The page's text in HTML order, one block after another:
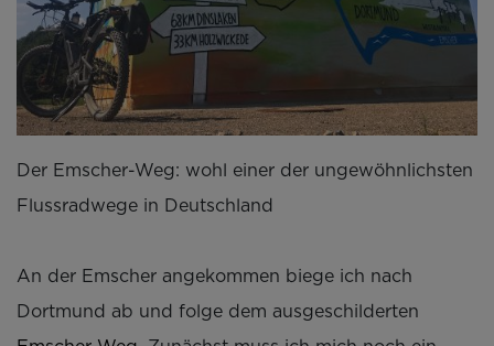
Der Emscher-Weg: wohl einer der ungewöhnlichsten
Flussradwege in Deutschland
An der Emscher angekommen biege ich nach
Dortmund ab und folge dem ausgeschilderten